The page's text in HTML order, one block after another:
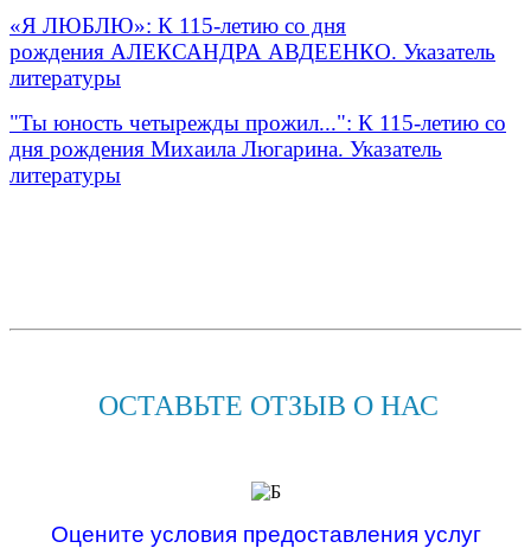
«Я ЛЮБЛЮ»: К 115-летию со дня
рождения АЛЕКСАНДРА АВДЕЕНКО. Указатель
литературы
"Ты юность четырежды прожил...": К 115-летию со
дня рождения Михаила Люгарина. Указатель
литературы
ОСТАВЬТЕ ОТЗЫВ О НАС
Оцените условия предоставления услуг